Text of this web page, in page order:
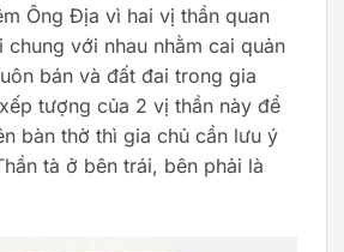
Ông Địa vì hai vị thần quan
chung với nhau nhằm cai quản
bán và đất đai trong gia
tượng của 2 vị thần này để
bàn thờ thì gia chủ cần lưu ý
tà ở bên trái, bên phải là